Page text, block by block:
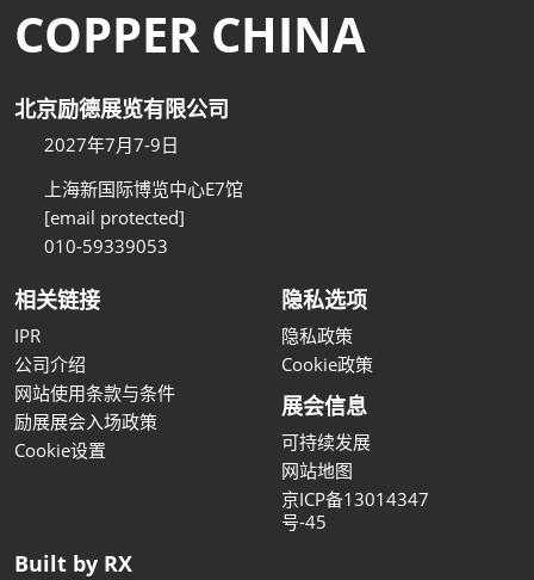
COPPER CHINA
北京励德展览有限公司
2027年7月7-9日
上海新国际博览中心E7馆
[email protected]
010-59339053
相关链接
IPR
公司介绍
网站使用条款与条件
励展展会入场政策
Cookie设置
隐私选项
隐私政策
Cookie政策
展会信息
可持续发展
网站地图
京ICP备13014347
号-45
Built by RX